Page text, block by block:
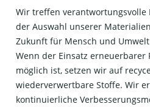
Wir treffen verantwortungsvolle
der Auswahl unserer
Zukunft für Mensch und
Wenn der Einsatz erneuerbarer
möglich ist, setzen wir auf
wiederverwertbare Stoffe. Wir
kontinuierliche